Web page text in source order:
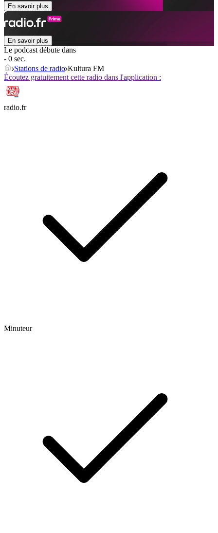
En savoir plus
En savoir plus
Le podcast débute dans
- 0 sec.
Stations de radio Kultura FM
Écoutez gratuitement cette radio dans l'application :
radio.fr
Minuteur